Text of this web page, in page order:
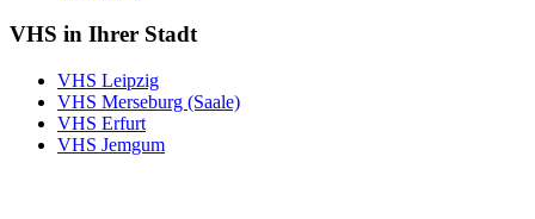
VHS in Ihrer Stadt
VHS Leipzig
VHS Merseburg (Saale)
VHS Erfurt
VHS Jemgum